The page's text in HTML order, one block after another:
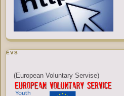
EVS
(European Voluntary Servise)